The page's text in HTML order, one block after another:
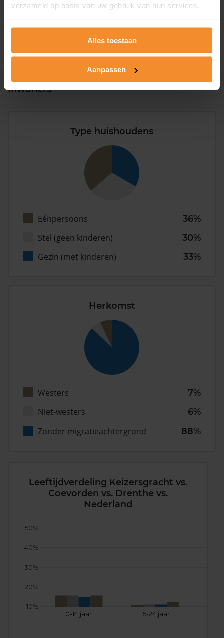
verzameld op basis van uw gebruik van hun services.
Alles toestaan
Aanpassen
1981 - 2007
2008 of later
0%
Inwoners
Type huishoudens
Eénpersoons
36%
Stel (geen kinderen)
30%
Gezin (met kinderen)
33%
Herkomst
Westers
7%
Niet-westers
6%
Zonder migratieachtergrond
88%
Leeftijdverdeling Keizersgracht vs.
Coevorden vs. Drenthe vs.
Nederland
0-14 jaar 15-24 jaar
10%
20%
30%
40%
50%